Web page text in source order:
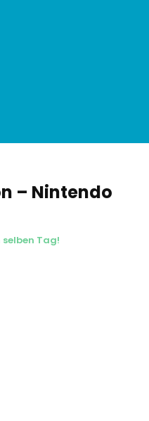
– Nintendo
Tag!